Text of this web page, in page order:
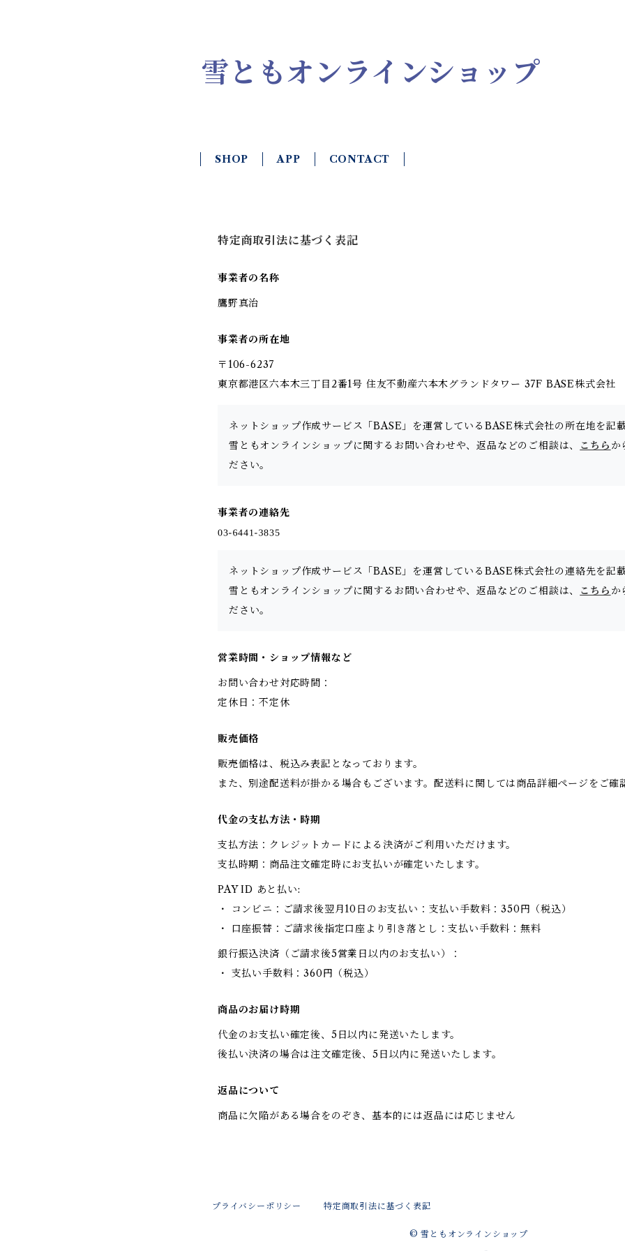
雪ともオンラインショップ
SHOP APP CONTACT
特定商取引法に基づく表記
事業者の名称
鷹野真治
事業者の所在地
〒106-6237
東京都港区六本木三丁目2番1号 住友不動産六本木グランドタワー 37F BASE株式会社
ネットショップ作成サービス「BASE」を運営しているBASE株式会社の所在地を記載
雪ともオンラインショップに関するお問い合わせや、返品などのご相談は、 こちら か
ださい。
事業者の連絡先
ネットショップ作成サービス「BASE」を運営しているBASE株式会社の連絡先を記載
雪ともオンラインショップに関するお問い合わせや、返品などのご相談は、 こちら か
ださい。
営業時間・ショップ情報など
お問い合わせ対応時間：
定休日：不定休
販売価格
販売価格は、税込み表記となっております。
また、別途配送料が掛かる場合もございます。配送料に関しては商品詳細ページをご確
代金の支払方法・時期
支払方法：クレジットカードによる決済がご利用いただけます。
支払時期：商品注文確定時にお支払いが確定いたします。
PAY ID あと払い:
・ コンビニ：ご請求後翌月10日のお支払い：支払い手数料：350円（税込）
・ 口座振替：ご請求後指定口座より引き落とし：支払い手数料：無料
銀行振込決済（ご請求後5営業日以内のお支払い）：
・ 支払い手数料：360円（税込）
商品のお届け時期
代金のお支払い確定後、5日以内に発送いたします。
後払い決済の場合は注文確定後、5日以内に発送いたします。
返品について
商品に欠陥がある場合をのぞき、基本的には返品には応じません
プライバシーポリシー 特定商取引法に基づく表記
© 雪ともオンラインショップ